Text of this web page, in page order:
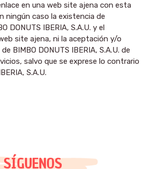
en una web site ajena con esta
ningún caso la existencia de
DONUTS IBERIA, S.A.U. y el
site ajena, ni la aceptación y/o
BIMBO DONUTS IBERIA, S.A.U. de
salvo que se exprese lo contrario
S.A.U.
SÍGUENOS